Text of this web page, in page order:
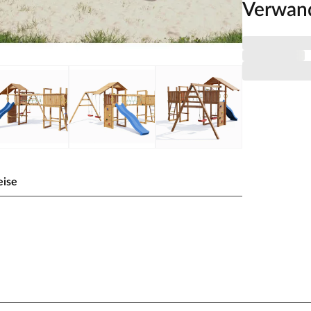
+ Doppelschaukel, inkl. Kletterwand +